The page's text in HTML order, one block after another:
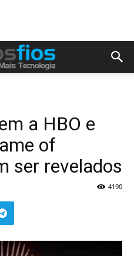
a HBO e
of
ser revelados
4190